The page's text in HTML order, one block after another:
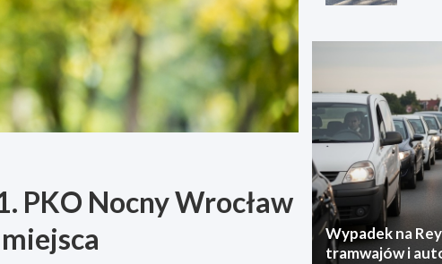
PKO Nocny Wrocław
Wypadek na
tramwajów i